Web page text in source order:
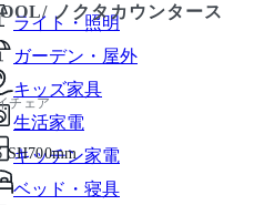
ライト・照明
ガーデン・屋外
キッズ家具
生活家電
キッチン家電
ベッド・寝具
ノクタカウンタース
チェア
SH700mm